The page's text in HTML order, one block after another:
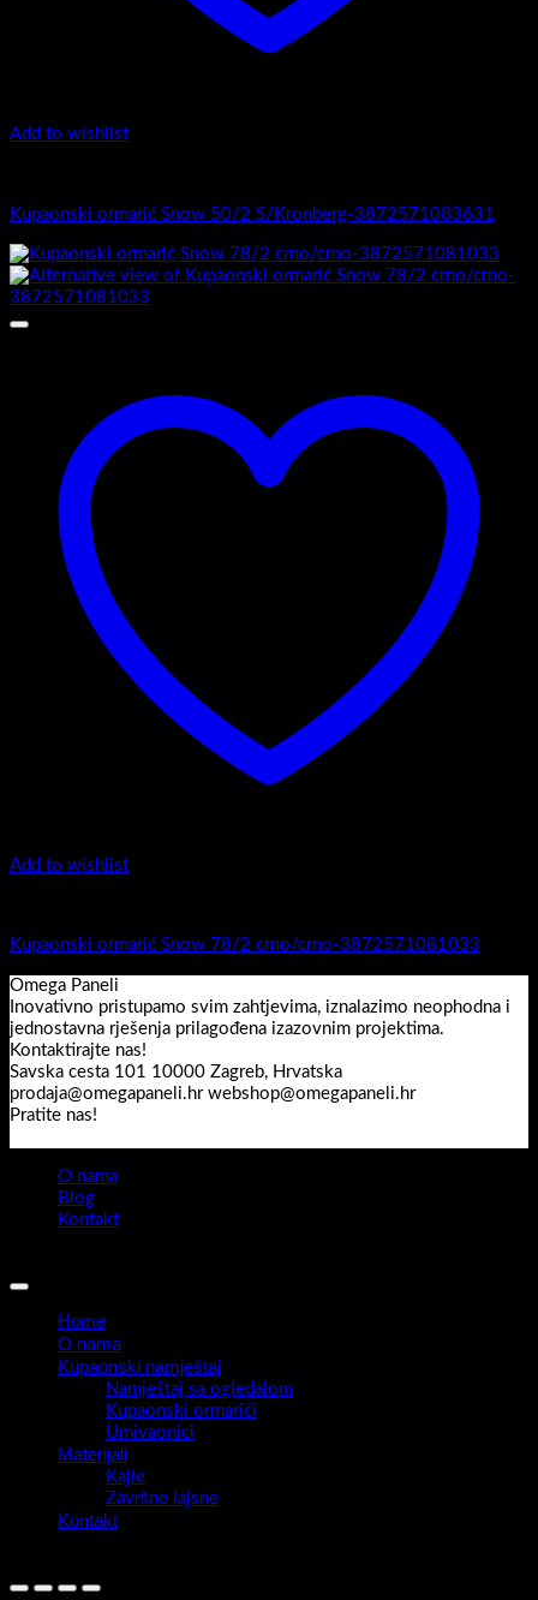
Add to wishlist
Kupaonski ormarić Snow 50/2 S/Kronberg-3872571083631
Add to wishlist
Kupaonski ormarić Snow 78/2 crno/crno-3872571081033
Omega Paneli
Inovativno pristupamo svim zahtjevima, iznalazimo neophodna i
jednostavna rješenja prilagođena izazovnim projektima.
Kontaktirajte nas!
Savska cesta 101 10000 Zagreb, Hrvatska
prodaja@omegapaneli.hr webshop@omegapaneli.hr
Pratite nas!
O nama
Blog
Kontakt
Home
O nama
Kupaonski namještaj
Namještaj sa ogledalom
Kupaonski ormarići
Umivaonici
Materijali
Kajle
Završne lajsne
Kontakt